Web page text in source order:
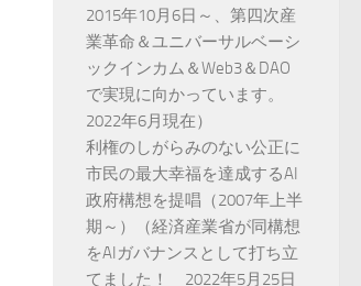
2015年10月6日～、第四次産
業革命＆ユニバーサルベーシ
ックインカム＆Web3＆DAO
で実現に向かっています。
2022年6月現在）
利権のしがらみのない公正に
市民の最大幸福を達成するAI
政府構想を提唱（2007年上半
期～）（経済産業省が同構想
をAIガバナンスとして打ち立
てました！ 2022年5月25日